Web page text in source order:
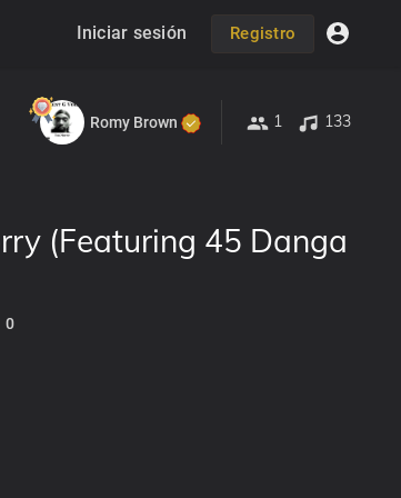
Iniciar sesión Registro
Romy Brown 1 133
(Featuring 45 Danga
0